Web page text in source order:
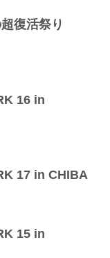
復活祭り
16 in
17 in CHIBA
15 in